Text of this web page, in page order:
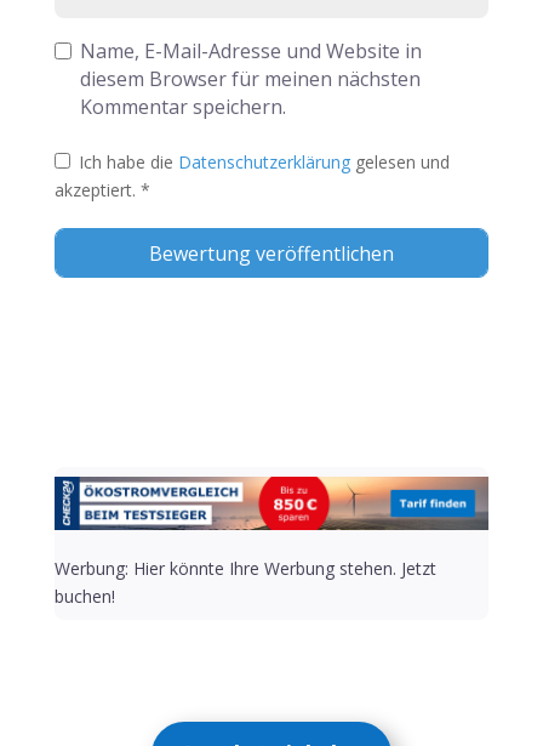
Name, E-Mail-Adresse und Website in
diesem Browser für meinen nächsten
Kommentar speichern.
Ich habe die Datenschutzerklärung gelesen und
akzeptiert. *
Werbung: Hier könnte Ihre Werbung stehen. Jetzt
buchen!